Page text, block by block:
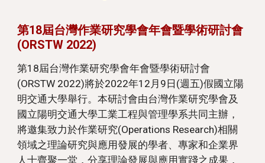
第18屆台灣作業研究學會年會暨學術研討會
(ORSTW 2022)
第18屆台灣作業研究學會年會暨學術研討會
(ORSTW 2022)將於2022年12月9日(週五)假國立陽
明交通大學舉行。本研討會由台灣作業研究學會及
國立陽明交通大學工業工程與管理學系共同主辦，
將邀集致力於作業研究(Operations Research)相關
領域之理論研究與應用發展的學者、專家和企業界
人士齊聚一堂，分享理論發展與應用實踐之成果，